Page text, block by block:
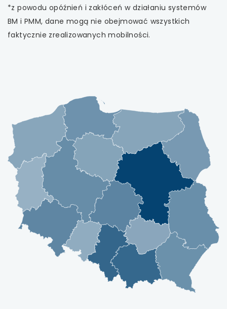
*z powodu opóźnień i zakłóceń w działaniu systemów
BM i PMM, dane mogą nie obejmować wszystkich
faktycznie zrealizowanych mobilności.